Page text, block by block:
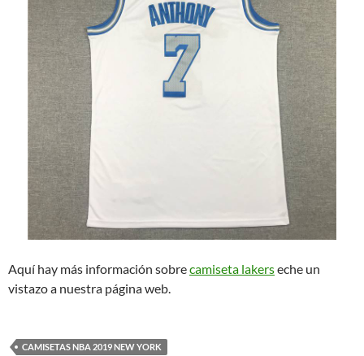
Aquí hay más información sobrecamiseta lakerseche un
vistazo a nuestra página web.
CAMISETAS NBA 2019 NEW YORK